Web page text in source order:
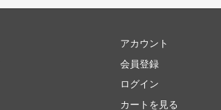
アカウント
会員登録
ログイン
カートを見る